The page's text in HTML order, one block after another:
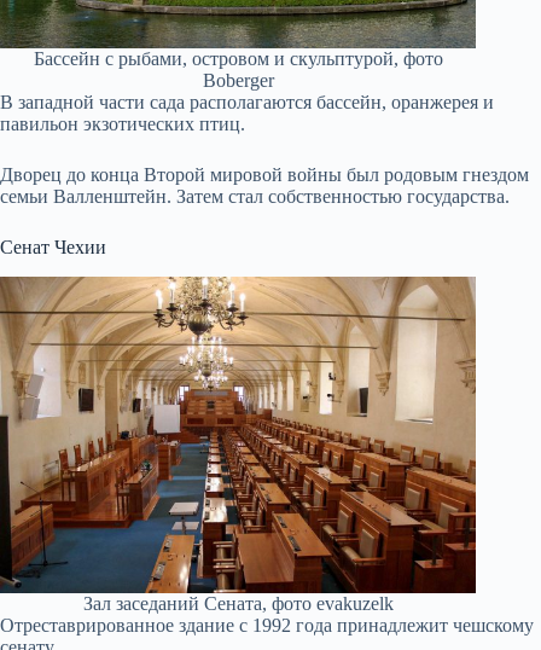
Бассейн с рыбами, островом и скульптурой, фото
Boberger
В западной части сада располагаются бассейн, оранжерея и
павильон экзотических птиц.
Дворец до конца Второй мировой войны был родовым гнездом
семьи Валленштейн. Затем стал собственностью государства.
Сенат Чехии
Зал заседаний Сената, фото evakuzelk
Отреставрированное здание с 1992 года принадлежит чешскому